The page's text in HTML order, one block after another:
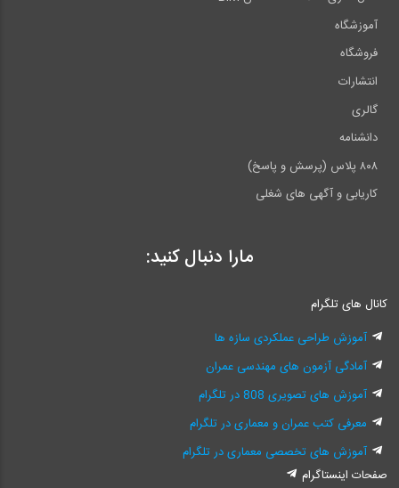
مهندسی
آشنایی با دوره‌های آمادگی ورود به حرفه عمران و معماری موسسه ۸۰۸
پازل ویژه آزمون طراحی معماری نظام مهندسی
ایبوک ۲۲۴: تیتر نکته واژه (ویژه آزمون نظام مهندسی معماری- نظارت
و اجرا)
آموزشگاه
فروشگاه
انتشارات
گالری
دانشنامه
۸۰۸ پلاس (پرسش و پاسخ)
کاریابی و آگهی های شغلی
مارا دنبال کنید:
کانال های تلگرام
آموزش طراحی عملکردی سازه ها
آمادگی آزمون های مهندسی عمران
آموزش های تصویری 808 در تلگرام
معرفی کتب عمران و معماری در تلگرام
آموزش های تخصصی معماری در تلگرام
صفحات اینستاگرام